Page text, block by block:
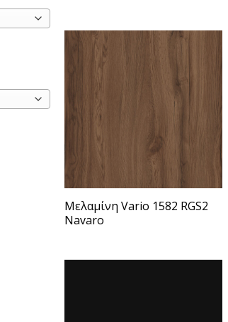
Μελαμίνη Vario 1582 RGS2
Navaro